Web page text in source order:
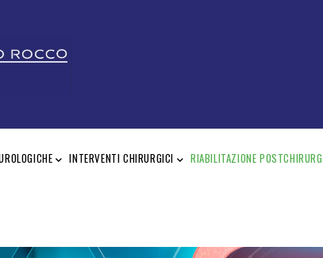
INTERVENTI CHIRURGICI RIABILITAZIONE